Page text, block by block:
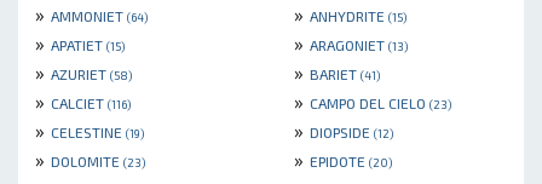
» AMMONIET (64) » ANHYDRITE (15)
» APATIET (15) » ARAGONIET (13)
» AZURIET (58) » BARIET (41)
» CALCIET (116) » CAMPO DEL CIELO (23)
» CELESTINE (19) » DIOPSIDE (12)
» DOLOMITE (23) » EPIDOTE (20)